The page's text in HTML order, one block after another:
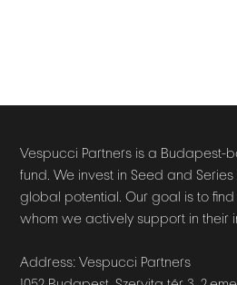
Vespucci Partners is a Budapest-
fund. We invest in Seed and
global potential. Our goal is to
whom we actively support in their
Address: Vespucci Partners